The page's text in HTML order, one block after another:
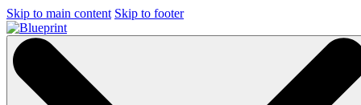
Skip to main content Skip to footer